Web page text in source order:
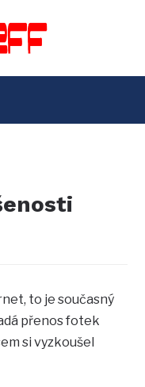
to je současný
přenos fotek
si vyzkoušel